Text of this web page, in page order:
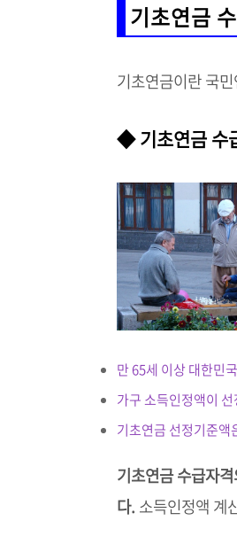
기초연금
기초연금이란 국
◆ 기초연금 수
만 65세 이상 대한민
가구 소득인정액이
기초연금 선정기준액
기초연금 수급자
다. 소득인정액 계